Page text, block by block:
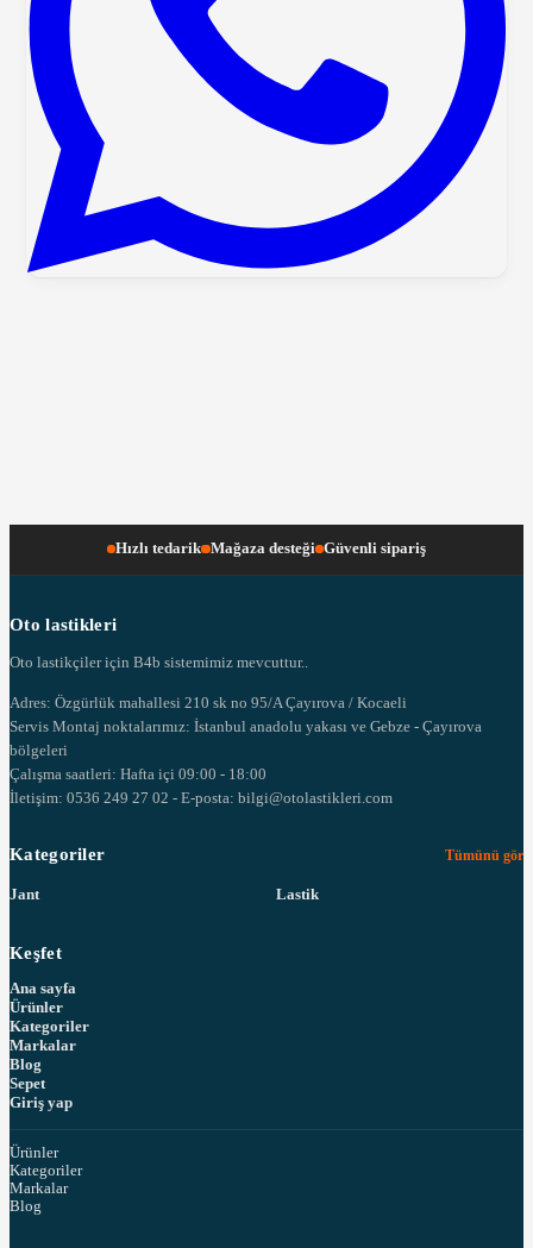
Hızlı tedarik Mağaza desteği Güvenli sipariş
Oto lastikleri
Oto lastikçiler için B4b sistemimiz mevcuttur..
Adres: Özgürlük mahallesi 210 sk no 95/A Çayırova / Kocaeli
Servis Montaj noktalarımız: İstanbul anadolu yakası ve Gebze - Çayırova
bölgeleri
Çalışma saatleri: Hafta içi 09:00 - 18:00
İletişim: 0536 249 27 02 - E-posta: bilgi@otolastikleri.com
Kategoriler Tümünü gör
Jant Lastik
Keşfet
Ana sayfa
Ürünler
Kategoriler
Markalar
Blog
Sepet
Giriş yap
Ürünler
Kategoriler
Markalar
Blog